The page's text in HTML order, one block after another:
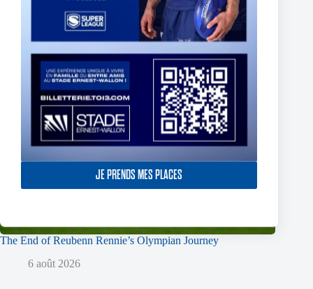
JE PRENDS MES PLACES
The End of Reubenn Rennie’s Olympian Journey
6 août 2026